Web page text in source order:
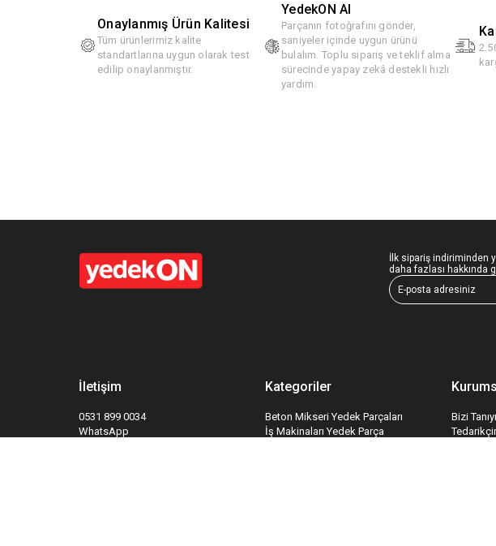
Onaylanmış Ürün Kalitesi
Tüm ürünlerimiz kalite
standartlarına uygun olarak test
edilip onaylanmıştır.
YedekON AI
Parçanın fotoğrafını gönder,
saniyeler içinde uygun ürünü
bulalım. Toplu sipariş ve teklif alma
sürecinde yapay zekâ destekli hızlı
yardım.
İlk sipariş indiriminden
daha fazlası hakkında
İletişim
0531 899 0034
WhatsApp
Kategoriler
Beton Mikseri Yedek Parçaları
İş Makinaları Yedek Parça
Bizi